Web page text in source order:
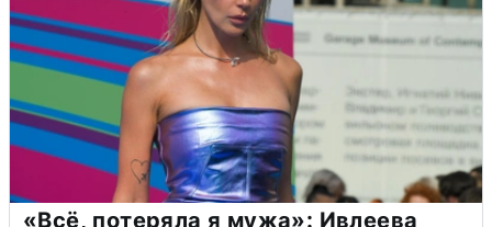
«Всё, потеряла я мужа»: Ивлеева